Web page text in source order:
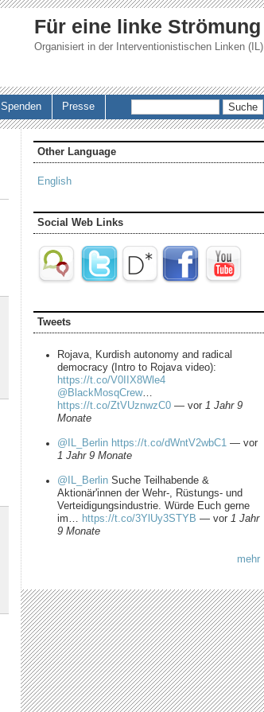
Für eine linke Strömung
Organisiert in der Interventionistischen Linken (IL)
Spenden Presse
Other Language
English
Social Web Links
Tweets
Rojava, Kurdish autonomy and radical
democracy (Intro to Rojava video):
https://t.co/V0IIX8Wle4
@BlackMosqCrew…
https://t.co/ZtVUznwzC0 —vor1 Jahr 9
Monate
@IL_Berlin https://t.co/dWntV2wbC1 —vor
1 Jahr 9 Monate
@IL_Berlin Suche Teilhabende &
Aktionär'innen der Wehr-, Rüstungs- und
Verteidigungsindustrie. Würde Euch gerne
im… https://t.co/3YlUy3STYB —vor1 Jahr
9 Monate
mehr